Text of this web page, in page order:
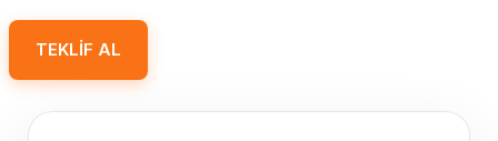
TEKLIF AL